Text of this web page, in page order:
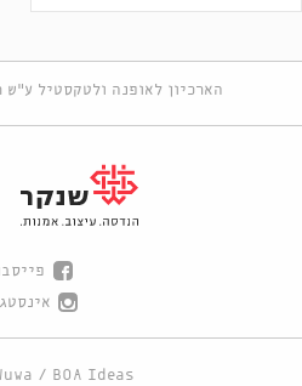
הארכיון לאופנה ולטקסטיל
/ BOA Ideas